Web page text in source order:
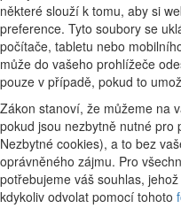
některé slouží k tomu, aby si
preference. Tyto soubory se
počítače, tabletu nebo
může do vašeho prohlížeče
pouze v případě, pokud to
Zákon stanoví, že můžeme na
pokud jsou nezbytně nutné pro
Nezbytné cookies), a to bez
oprávněného zájmu. Pro
potřebujeme váš souhlas,
kdykoliv odvolat pomocí tohoto